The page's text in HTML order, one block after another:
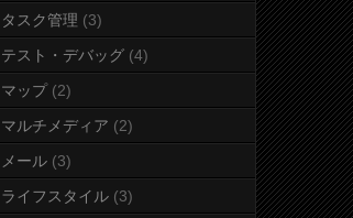
タスク管理 (3)
テスト・デバッグ (4)
マップ (2)
マルチメディア (2)
メール (3)
ライフスタイル (3)